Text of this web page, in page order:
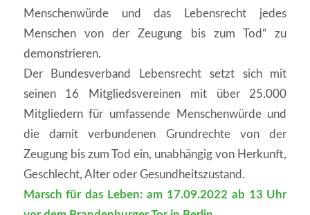
Menschenwürde und das Lebensrecht jedes
Menschen von der Zeugung bis zum Tod“ zu
demonstrieren.
Der Bundesverband Lebensrecht setzt sich mit
seinen 16 Mitgliedsvereinen mit über 25.000
Mitgliedern für umfassende Menschenwürde und
die damit verbundenen Grundrechte von der
Zeugung bis zum Tod ein, unabhängig von Herkunft,
Geschlecht, Alter oder Gesundheitszustand.
Marsch für das Leben: am 17.09.2022 ab 13 Uhr